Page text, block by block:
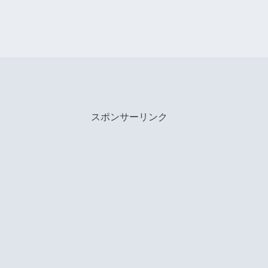
スポンサーリンク